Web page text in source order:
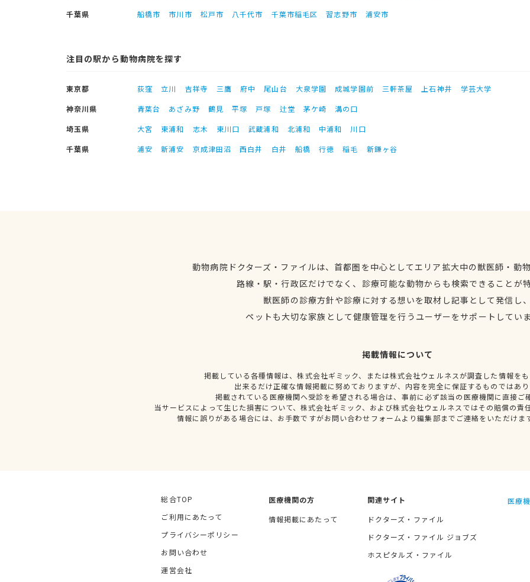
千葉県
船橋市 市川市 松戸市 八千代市 千葉市稲毛区 習志野市 浦安市
注目の駅から動物病院を探す
東京都 荻窪 立川 吉祥寺 三鷹 府中 尾山台 大泉学園 成城学園前 三軒茶屋 上石神井
学芸大学
神奈川県
青葉台 あざみ野 鶴見 平塚 戸塚 辻堂 茅ケ崎
溝の口
埼玉県
大宮 東浦和 志木 東川口 武蔵浦和 北浦和 中浦和
川口
千葉県
浦安 新浦安 京成津田沼 西白井 白井 船橋 行徳 稲毛 新鎌ヶ谷
動物病院ドクターズ・ファイルは、首都圏を中心としてエリア拡大中の獣医師・動
路線・駅・行政区だけでなく、診療可能な動物からも検索できることが
獣医師の診療方針や診療に対する想いを取材し記事として発信し
ペットも大切な家族として健康管理を行うユーザーをサポートしてい
掲載情報について
掲載している各種情報は、株式会社ギミック、または株式会社ウェルネスが調査した情報を
出来るだけ正確な情報掲載に努めておりますが、内容を完全に保証するものではあ
掲載されている医療機関へ受診を希望される場合は、事前に必ず該当の医療機関に直接ご
当サービスによって生じた損害について、株式会社ギミック、および株式会社ウェルネスではその賠償の責
情報に誤りがある場合には、お手数ですがお問い合わせフォームより編集部までご連絡をいただけま
総合TOP
ご利用にあたって
プライバシーポリシー
お問い合わせ
運営会社
医療機関の方
情報掲載にあたって
関連サイト
ドクターズ・ファイル
ドクターズ・ファイル ジョブズ
ホスピタルズ・ファイル
医療